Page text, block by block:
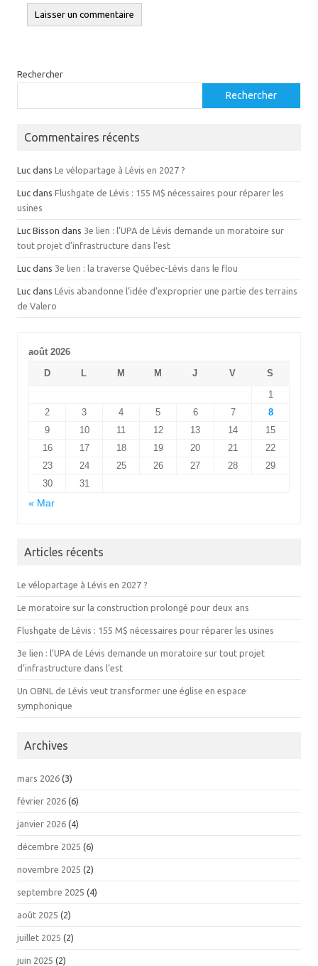
Rechercher
Rechercher
Commentaires récents
Luc dans Le vélopartage à Lévis en 2027 ?
Luc dans Flushgate de Lévis : 155 M$ nécessaires pour réparer les
usines
Luc Bisson dans 3e lien : l’UPA de Lévis demande un moratoire sur
tout projet d’infrastructure dans l’est
Luc dans 3e lien : la traverse Québec-Lévis dans le flou
Luc dans Lévis abandonne l’idée d’exproprier une partie des terrains
de Valero
août 2026
D
L M M J V
S
1
2
3 4 5 6 7
8
9
10 11 12 13 14
15
16
17 18 19 20 21
22
23
24 25 26 27 28
29
30
31
« Mar
Articles récents
Le vélopartage à Lévis en 2027 ?
Le moratoire sur la construction prolongé pour deux ans
Flushgate de Lévis : 155 M$ nécessaires pour réparer les usines
3e lien : l’UPA de Lévis demande un moratoire sur tout projet
d’infrastructure dans l’est
Un OBNL de Lévis veut transformer une église en espace
symphonique
Archives
mars 2026 (3)
février 2026 (6)
janvier 2026 (4)
décembre 2025 (6)
novembre 2025 (2)
septembre 2025 (4)
août 2025 (2)
juillet 2025 (2)
juin 2025 (2)